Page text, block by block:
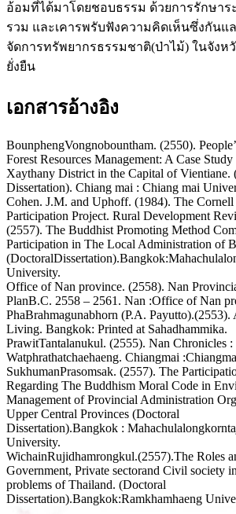
อ้อมที่ได้มาโดยชอบธรรม ด้วยการรักษาร
รวม และเคารพรับฟังความคิดเห็นซึ่งกันแ
จัดการทรัพยากรธรรมชาติ(ป่าไม้) ในจังห
ยั่งยืน
เอกสารอ้างอิง
BounphengVongnobountham. (2550).
Forest Resources Management: A Case
Xaythany District in the Capital of Vientiane.
Dissertation). Chiang mai : Chiang mai
Cohen. J.M. and Uphoff. (1984). The
Participation Project. Rural Development
(2557). The Buddhist Promoting Method
Participation in The Local Administration of
University.
Office of Nan province. (2558). Nan
PlanB.C. 2558 – 2561. Nan :Office of Nan
PhaBrahmagunabhorn (P.A.
Living. Bangkok: Printed at Sahadhammika.
PrawitTantalanukul. (2555). Nan Chronicles :
Watphrathatchaehaeng. Chiangmai
SukhumanPrasomsak. (2557). The
Regarding The Buddhism Moral Code in
Management of Provincial Administration
Upper Central Provinces (Doctoral
Dissertation).Bangkok :
University.
WichainRujidhamrongkul.(2557).The Roles
Government, Private sectorand Civil society
problems of Thailand. (Doctoral
Dissertation).Bangkok:Ramkhamhaeng